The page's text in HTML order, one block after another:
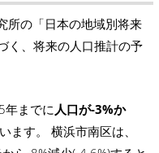
所の「日本の地域別将来
く、将来の人口推計の予
までに 人口が-3%か
ます。 横浜市南区は、